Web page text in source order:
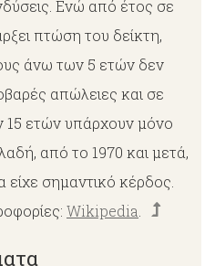
Ενώ από έτος σε
πτώση του δείκτη,
άνω των 5 ετών δεν
απώλειες και σε
15 ετών υπάρχουν μόνο
από το 1970 και μετά,
είχε σημαντικό κέρδος.
Wikipedia